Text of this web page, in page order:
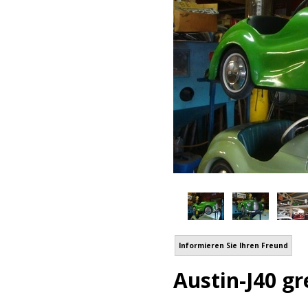
Informieren Sie Ihren Freund
Austin-J40